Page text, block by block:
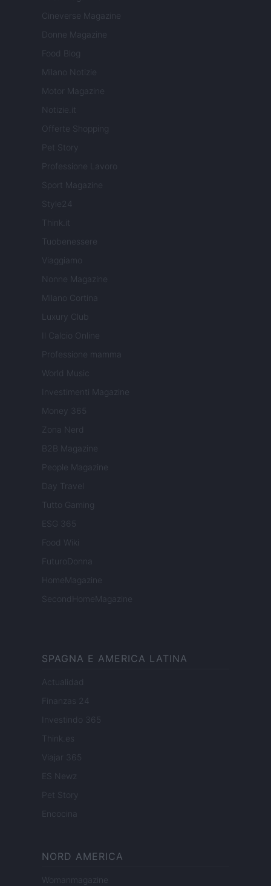
Cineverse Magazine
Donne Magazine
Food Blog
Milano Notizie
Motor Magazine
Notizie.it
Offerte Shopping
Pet Story
Professione Lavoro
Sport Magazine
Style24
Think.it
Tuobenessere
Viaggiamo
Nonne Magazine
Milano Cortina
Luxury Club
Il Calcio Online
Professione mamma
World Music
Investimenti Magazine
Money 365
Zona Nerd
B2B Magazine
People Magazine
Day Travel
Tutto Gaming
ESG 365
Food Wiki
FuturoDonna
HomeMagazine
SecondHomeMagazine
SPAGNA E AMERICA LATINA
Actualidad
Finanzas 24
Investindo 365
Think.es
Viajar 365
ES Newz
Pet Story
Encocina
NORD AMERICA
Womanmagazine